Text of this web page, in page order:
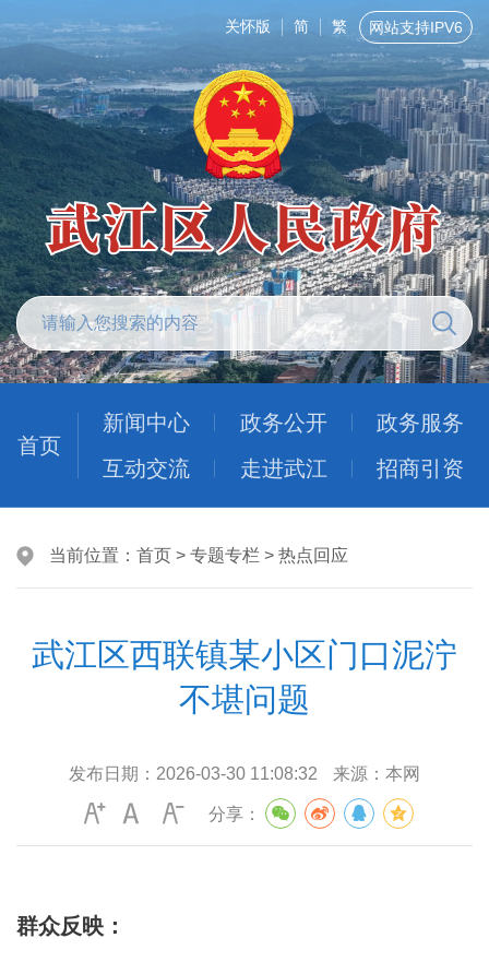
关怀版 简 繁 网站支持IPV6
首页
新闻中心 政务公开
政务服务
互动交流
走进武江 招商引资
当前位置： 首页 > 专题专栏 > 热点回应
武江区西联镇某小区门口泥泞
不堪问题
发布日期： 2026-03-30 11:08:32 来源： 本网
分享：
群众反映：